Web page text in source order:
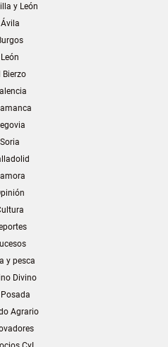
y León
Ávila
León
Bierzo
Soria
y pesca
Divino
Posada
Agrario